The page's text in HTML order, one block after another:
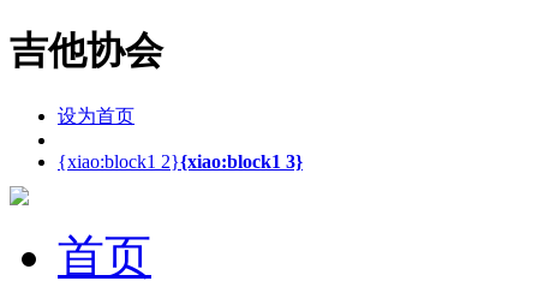
吉他协会
设为首页
{xiao:block1 2}{xiao:block1 3}
首页